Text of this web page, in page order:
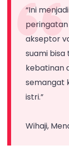
Islamic
Center
Majalengka
pada
Selasa,
“Ini
peringatan
akseptor
suami bisa
kebatinan
semangat
istri.”
Wihaji,